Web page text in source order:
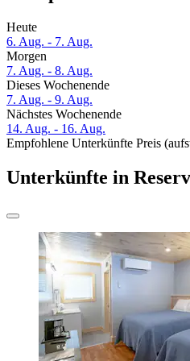
Heute
6. Aug. - 7. Aug.
Morgen
7. Aug. - 8. Aug.
Dieses Wochenende
7. Aug. - 9. Aug.
Nächstes Wochenende
14. Aug. - 16. Aug.
Empfohlene Unterkünfte Preis
Unterkünfte in